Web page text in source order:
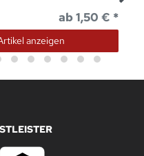
ab 1,50 € *
anzeigen